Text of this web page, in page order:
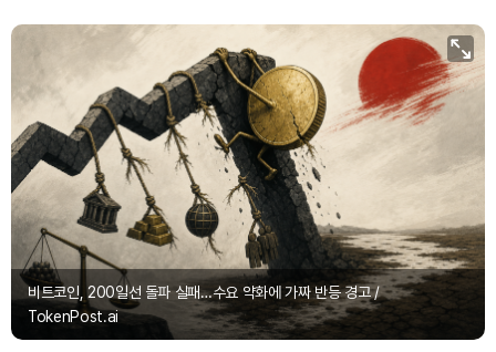
비트코인, 200일선 돌파 실패…수요 약화에 가짜 반등 경고 /
TokenPost.ai